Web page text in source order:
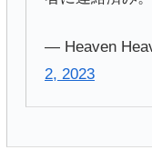
— Heaven
2, 2023